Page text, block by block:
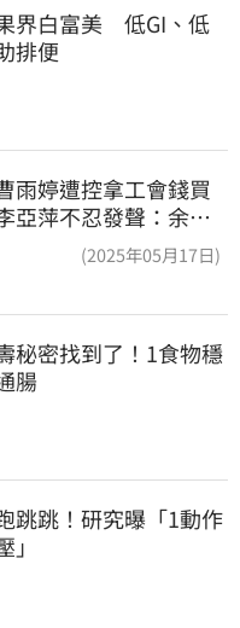
界白富美　低GI、低
排便
雨婷遭控拿工會錢買
亞萍不忍發聲：余天
(2025年05月17日)
秘密找到了！1食物穩
腸
跳跳！研究曝「1動作